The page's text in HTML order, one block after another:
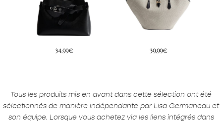
34,99€ 39,99€
Tous les produits mis en avant dans cette sélection ont été
sélectionnés de manière indépendante par Lisa Germaneau et
son équipe. Lorsque vous achetez via les liens intégrés dans